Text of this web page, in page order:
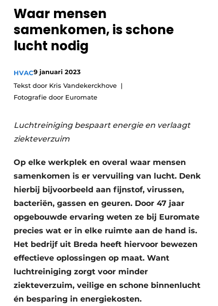
Vacature aanmelden
Vacatures
Video’s
Sanitair
Brandbeveiliging
Ventilatie
Warmtepompen
Waar mensen
samenkomen, is schone
lucht nodig
HVAC9 januari 2023
Tekst door Kris Vandekerckhove
Fotografie door Euromate
Luchtreiniging bespaart energie en verlaagt
ziekteverzuim
Op elke werkplek en overal waar mensen
samenkomen is er vervuiling van lucht. Denk
hierbij bijvoorbeeld aan fijnstof, virussen,
bacteriën, gassen en geuren. Door 47 jaar
opgebouwde ervaring weten ze bij Euromate
precies wat er in elke ruimte aan de hand is.
Het bedrijf uit Breda heeft hiervoor bewezen
effectieve oplossingen op maat. Want
luchtreiniging zorgt voor minder
ziekteverzuim, veilige en schone binnenlucht
én besparing in energiekosten.